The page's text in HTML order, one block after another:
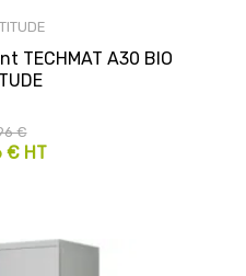
TECHMAT A30 BIO
€ HT
€